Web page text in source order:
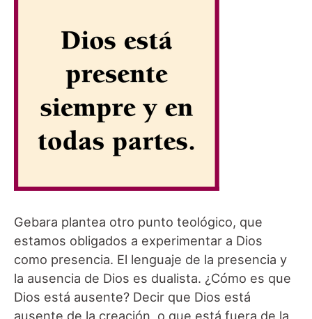
Gebara plantea otro punto teológico, que
estamos obligados a experimentar a Dios
como presencia. El lenguaje de la presencia y
la ausencia de Dios es dualista. ¿Cómo es que
Dios está ausente? Decir que Dios está
ausente de la creación, o que está fuera de la